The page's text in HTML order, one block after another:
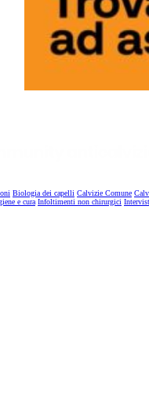
Biologia dei capelli Calvizie Comune
e cura Infoltimenti non chirurgici